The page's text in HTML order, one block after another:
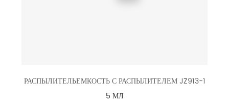
РАСПЫЛИТЕЛЬЕМКОСТЬ С РАСПЫЛИТЕЛЕМ JZ913-1
5 МЛ